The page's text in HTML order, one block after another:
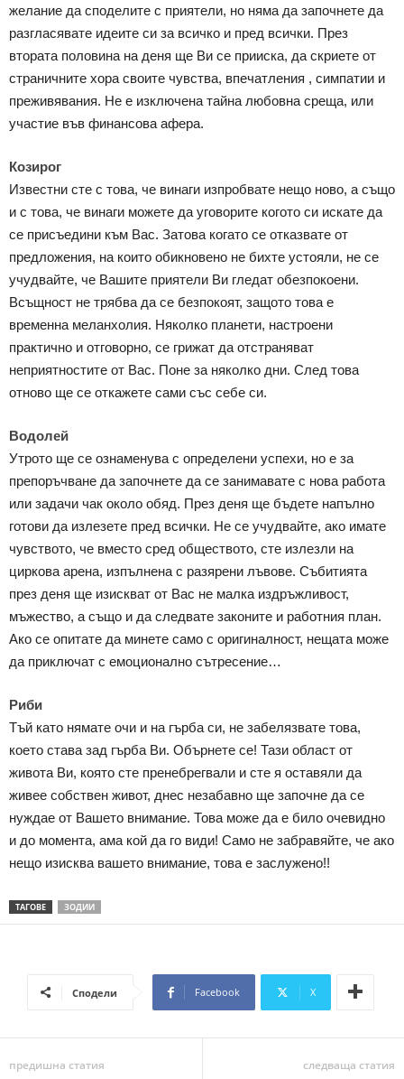
желание да споделите с приятели, но няма да започнете да
разгласявате идеите си за всичко и пред всички. През
втората половина на деня ще Ви се прииска, да скриете от
страничните хора своите чувства, впечатления , симпатии и
преживявания. Не е изключена тайна любовна среща, или
участие във финансова афера.
Козирог
Известни сте с това, че винаги изпробвате нещо ново, а също
и с това, че винаги можете да уговорите когото си искате да
се присъедини към Вас. Затова когато се отказвате от
предложения, на които обикновено не бихте устояли, не се
учудвайте, че Вашите приятели Ви гледат обезпокоени.
Всъщност не трябва да се безпокоят, защото това е
временна меланхолия. Няколко планети, настроени
практично и отговорно, се грижат да отстраняват
неприятностите от Вас. Поне за няколко дни. След това
отново ще се откажете сами със себе си.
Водолей
Утрото ще се ознаменува с определени успехи, но е за
препоръчване да започнете да се занимавате с нова работа
или задачи чак около обяд. През деня ще бъдете напълно
готови да излезете пред всички. Не се учудвайте, ако имате
чувството, че вместо сред обществото, сте излезли на
циркова арена, изпълнена с разярени лъвове. Събитията
през деня ще изискват от Вас не малка издръжливост,
мъжество, а също и да следвате законите и работния план.
Ако се опитате да минете само с оригиналност, нещата може
да приключат с емоционално сътресение…
Риби
Тъй като нямате очи и на гърба си, не забелязвате това,
което става зад гърба Ви. Обърнете се! Тази област от
живота Ви, която сте пренебрегвали и сте я оставяли да
живее собствен живот, днес незабавно ще започне да се
нуждае от Вашето внимание. Това може да е било очевидно
и до момента, ама кой да го види! Само не забравяйте, че ако
нещо изисква вашето внимание, това е заслужено!!
ТАГОВЕ ЗОДИИ
Сподели Facebook X
предишна статия следваща статия